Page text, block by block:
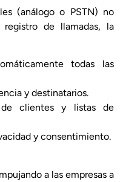
(análogo o PSTN) no
de llamadas, la
todas las
y destinatarios.
clientes y listas de
y consentimiento.
a las empresas a